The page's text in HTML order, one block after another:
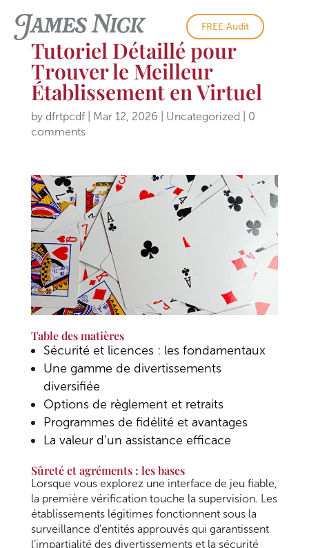
FREE Audit
Tutoriel Détaillé pour
Trouver le Meilleur
Établissement en Virtuel
by dfrtpcdf| Mar 12, 2026 Uncategorized
0
comments
Table des matières
Sécurité et licences : les fondamentaux
Une gamme de divertissements
diversifiée
Options de règlement et retraits
Programmes de fidélité et avantages
La valeur d’un assistance efficace
Sûreté et agréments : les bases
Lorsque vous explorez une interface de jeu fiable,
la première vérification touche la supervision. Les
établissements légitimes fonctionnent sous la
surveillance d’entités approuvés qui garantissent
l’impartialité des divertissements et la sécurité